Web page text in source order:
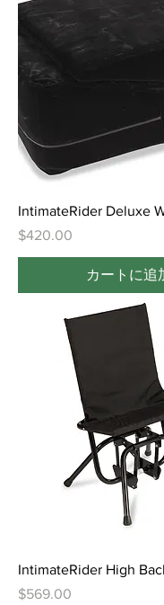
IntimateRider Deluxe
価格
$420.00
カートに追
IntimateRider High
価格
$569.00